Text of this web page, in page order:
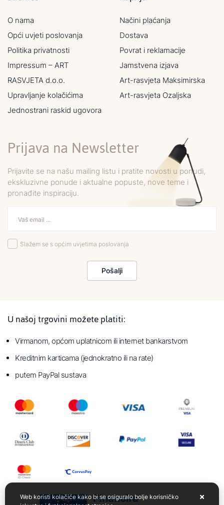
O nama
Opći uvjeti poslovanja
Politika privatnosti
Impressum – ART
RASVJETA d.o.o.
Upravljanje kolačićima
Jednostrani raskid ugovora
Načini plaćanja
Dostava
Povrat i reklamacije
Jamstvena izjava
Art-rasvjeta Maksimirska
Art-rasvjeta Ozaljska
Prijava na Newsletter
Prijavite se na našu mailing listu i pratite novosti u ponudi,
ekskluzivne ponude i aktualne popuste, nove teme i
pronađite inspiraciju.
Slažem se s općim uvjetima poslovanja
Pošalji
U našoj trgovini možete platiti:
Virmanom, općom uplatnicom ili internet bankarstvom
Kreditnim karticama (jednokratno ili na rate)
putem PayPal sustava
Web koristi kolačiće kako bi se osiguralo bolje korisničko